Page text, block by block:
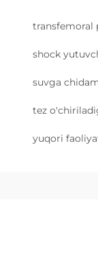
transfemoral
shock
suvga
tez
yuqori